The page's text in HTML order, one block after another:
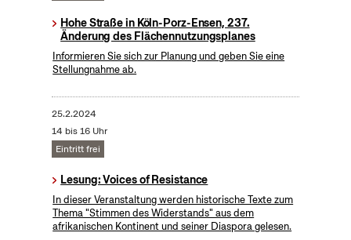
Hohe Straße in Köln-Porz-Ensen, 237.
Änderung des Flächennutzungsplanes
Informieren Sie sich zur Planung und geben Sie eine
Stellungnahme ab.
25.2.2024
14 bis 16 Uhr
Eintritt frei
Lesung: Voices of Resistance
In dieser Veranstaltung werden historische Texte zum
Thema "Stimmen des Widerstands" aus dem
afrikanischen Kontinent und seiner Diaspora gelesen.